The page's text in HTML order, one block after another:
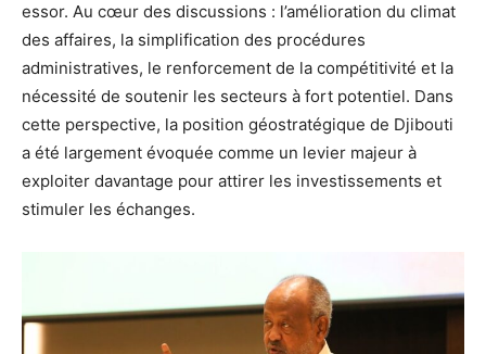
essor. Au cœur des discussions : l’amélioration du climat
des affaires, la simplification des procédures
administratives, le renforcement de la compétitivité et la
nécessité de soutenir les secteurs à fort potentiel. Dans
cette perspective, la position géostratégique de Djibouti
a été largement évoquée comme un levier majeur à
exploiter davantage pour attirer les investissements et
stimuler les échanges.